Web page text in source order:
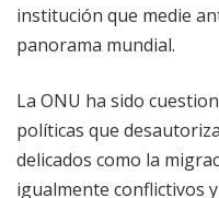
institución que medie
panorama mundial.
La ONU ha sido
políticas que
delicados como la
igualmente conflictivos